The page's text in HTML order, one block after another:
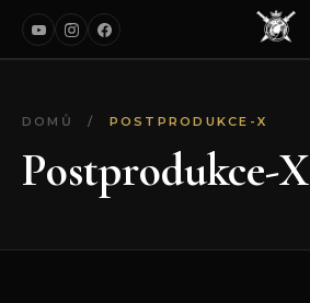
DOMŮ / POSTPRODUKCE-X
Postprodukce-X